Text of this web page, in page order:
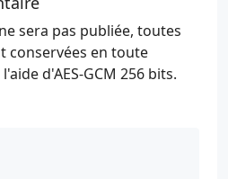
sera pas publiée, toutes
conservées en toute
d'AES-GCM 256 bits.